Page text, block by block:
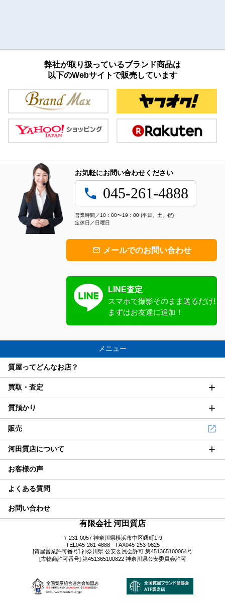
弊社が取り扱っているブランド商品は
以下のWebサイトで販売しています
お気軽にお問い合わせください
local_phone 045-261-4888
営業時間／10：00〜19：00 (平日、土、祝)
定休日／日曜日
mail_outline メールでのお問い合わせ
LINE査定
スマホで撮影そのまま送るだけ!
まずはお友達に追加！
メニュー
質屋ってどんなお店？
買取・査定
質預かり
販売
河田質店について
お客様の声
よくある質問
お問い合わせ
有限会社 河田質店
〒231-0057 神奈川県横浜市中区曙町1-9
TEL045-261-4888 FAX045-253-0625
[質屋営業許可番号] 神奈川県 公安委員会許可 第451365100064号
[古物商許可番号] 第451365100822 神奈川県公安委員会許可